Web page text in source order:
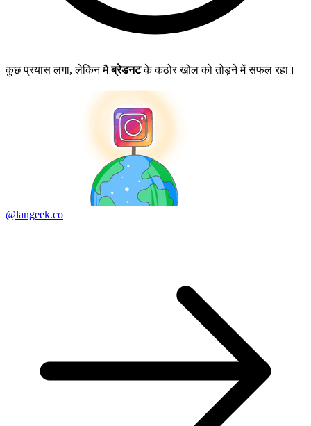
कुछ प्रयास लगा, लेकिन मैंब्रेडनटके कठोर खोल को तोड़ने में सफल रहा।
@langeek.co